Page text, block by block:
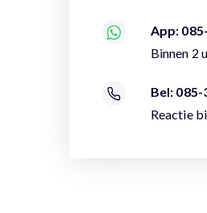
App:
Binnen 2
Bel: 085-
Reactie